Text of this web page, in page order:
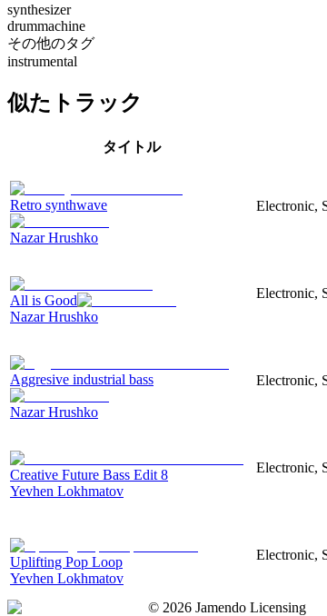
synthesizer
drummachine
その他のタグ
instrumental
似たトラック
タイトル
Retro synthwave
Nazar Hrushko
Electronic,
All is Good
Nazar Hrushko
Electronic,
Aggresive industrial bass
Nazar Hrushko
Electronic,
Creative Future Bass Edit 8
Yevhen Lokhmatov
Electronic,
Uplifting Pop Loop
Yevhen Lokhmatov
Electronic,
© 2026 Jamendo Licensing